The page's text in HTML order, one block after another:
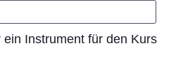
Instrument für den Kurs